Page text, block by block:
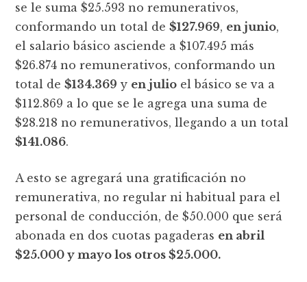
se le suma $25.593 no remunerativos,
conformando un total de$127.969, en junio,
el salario básico asciende a $107.495 más
$26.874 no remunerativos, conformando un
total de$134.369 y en julio el básico se va a
$112.869 a lo que se le agrega una suma de
$28.218 no remunerativos, llegando a un total
$141.086.
A esto se agregará una gratificación no
remunerativa, no regular ni habitual para el
personal de conducción, de $50.000 que será
abonada en dos cuotas pagaderas en abril
$25.000 y mayo los otros $25.000.